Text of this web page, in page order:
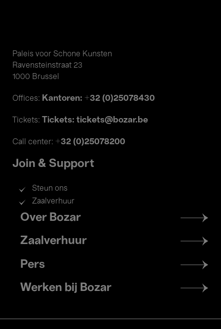
Paleis voor Schone Kunsten
Ravensteinstraat 23
1000 Brussel
Offices: Kantoren: +32 (0)25078430
Tickets: Tickets: tickets@bozar.be
Call center: +32 (0)25078200
Join & Support
Steun ons
Zaalverhuur
Footer
menu
Over Bozar
Zaalverhuur
Pers
Werken bij Bozar